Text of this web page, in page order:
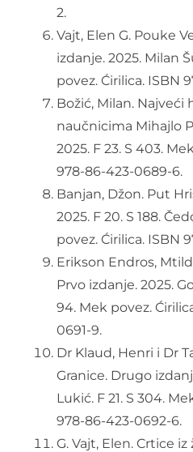
2.
Vajt, Elen G. Pouke
izdanje. 2025. Milan
povez. Ćirilica. ISBN
Božić, Milan. Najveći
naučnicima Mihajlo
2025. F 23. S 403.
978-86-423-0689-6.
Banjan, Džon. Put
2025. F 20. S 188.
povez. Ćirilica. ISBN
Erikson Endros,
Prvo izdanje. 2025.
94. Mek povez.
0691-9.
Dr Klaud, Henri i Dr
Granice. Drugo
Lukić. F 21. S 304.
978-86-423-0692-6.
G. Vajt, Elen. Crtice